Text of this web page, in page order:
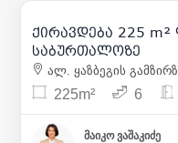
26
ქირავდება 225
საბურთალოზე
ალ. ყაზბეგის
225m² 6
მაიკო ვაშაკიძე